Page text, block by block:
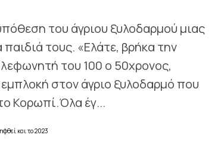
του άγριου ξυλοδαρμού μιας
τους. «Ελάτε, βρήκα την
του 100 ο 50χρονος,
στον άγριο ξυλοδαρμό που
Κορωπί.Όλα έγ...